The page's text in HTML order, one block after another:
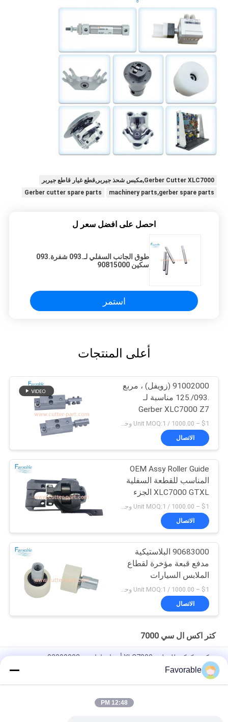
Gerber Cutter XLC7000,مكبس شحذ جيربر,قطع غيار قاطع جيربر
machinery parts,gerber spare parts
Gerber cutter spare parts
احصل على افضل سعر ل
طوق الجانب السفلي لـ.093 شفرة.093
سكين 90815000
استمر
أعلى المنتجات
91002000 (زويفل) ، مربع
.093/.125 مناسبة لـ
Gerber XLC7000 Z7
$1 – 1000.00 / Unit MOQ:1 وحدة/وحدات negociate
الاتصال
OEM Assy Roller Guide
المناسب للقطعة السفلية
XLC7000 GTXL الجزء
94065000
الاتصال
90683000 البلاستيكية
مدفع قبعة مؤخرة لقطاع
الملابس السيارات
XLC7000 Z7
الاتصال
كتر اكس ال سي 7000
سكين، كوكي للقطعة XLC7000 أجزاء باراجون 92099002
/ Z7
Favorable
12:48 PM